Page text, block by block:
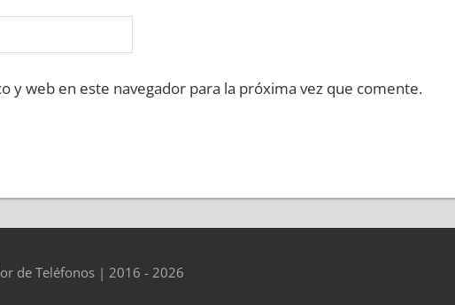
y web en este navegador para la próxima vez que comente.
de Teléfonos | 2016 - 2026